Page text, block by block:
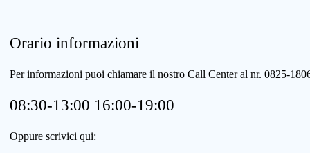
Orario informazioni
Per informazioni puoi chiamare il nostro Call Center al nr. 0825-
08:30-13:00 16:00-19:00
Oppure scrivici qui: